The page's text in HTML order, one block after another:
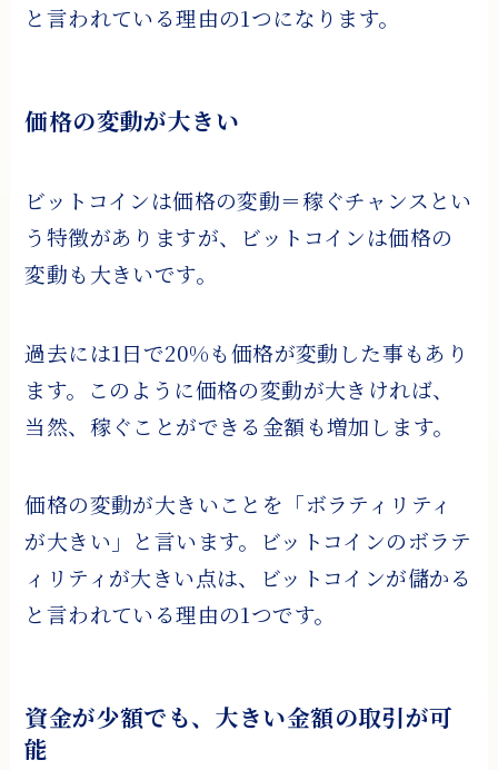
と言われている理由の1つになります。
価格の変動が大きい
ビットコインは価格の変動＝稼ぐチャンスとい
う特徴がありますが、ビットコインは価格の
変動も大きいです。
過去には1日で20%も価格が変動した事もあり
ます。このように価格の変動が大きければ、
当然、稼ぐことができる金額も増加します。
価格の変動が大きいことを「ボラティリティ
が大きい」と言います。ビットコインのボラテ
ィリティが大きい点は、ビットコインが儲かる
と言われている理由の1つです。
資金が少額でも、大きい金額の取引が可
能